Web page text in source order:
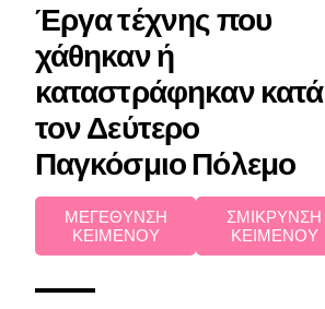
Έργα τέχνης που
χάθηκαν ή
καταστράφηκαν κατά
τον Δεύτερο
Παγκόσμιο Πόλεμο
ΜΕΓΕΘΥΝΣΗ
ΚΕΙΜΕΝΟΥ
ΣΜΙΚΡΥΝΣΗ
ΚΕΙΜΕΝΟΥ